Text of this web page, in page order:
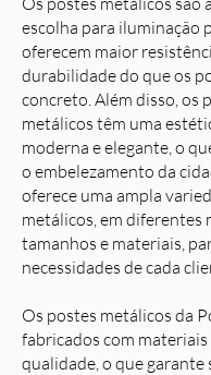
escolha para iluminação
oferecem maior
durabilidade do que os
concreto. Além disso, os
metálicos têm uma
moderna e elegante, o
o embelezamento da
oferece uma ampla
metálicos, em diferentes
tamanhos e materiais,
necessidades de cada
Os postes metálicos da
fabricados com materiais
qualidade, o que garante